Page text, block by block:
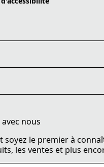
nous
soyez le premier à
les ventes et plus